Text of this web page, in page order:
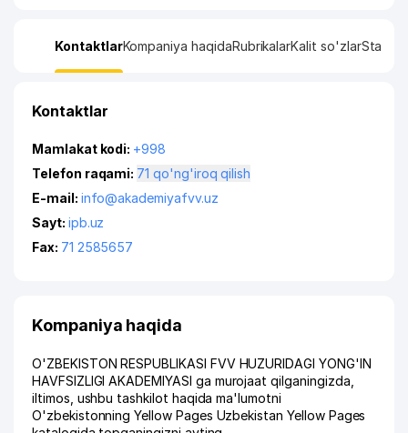
KontaktlarKompaniya haqidaRubrikalarKalit so'zlar
Kontaktlar
Mamlakat kodi: +998
Telefon raqami:
71 qo'ng'iroq qilish
E-mail: info@akademiyafvv.uz
Sayt: ipb.uz
Fax: 71 2585657
Kompaniya haqida
O'ZBEKISTON RESPUBLIKASI FVV HUZURIDAGI YONG'IN
HAVFSIZLIGI AKADEMIYASI ga murojaat qilganingizda,
iltimos, ushbu tashkilot haqida ma'lumotni
O'zbekistonning Yellow Pages Uzbekistan Yellow Pages